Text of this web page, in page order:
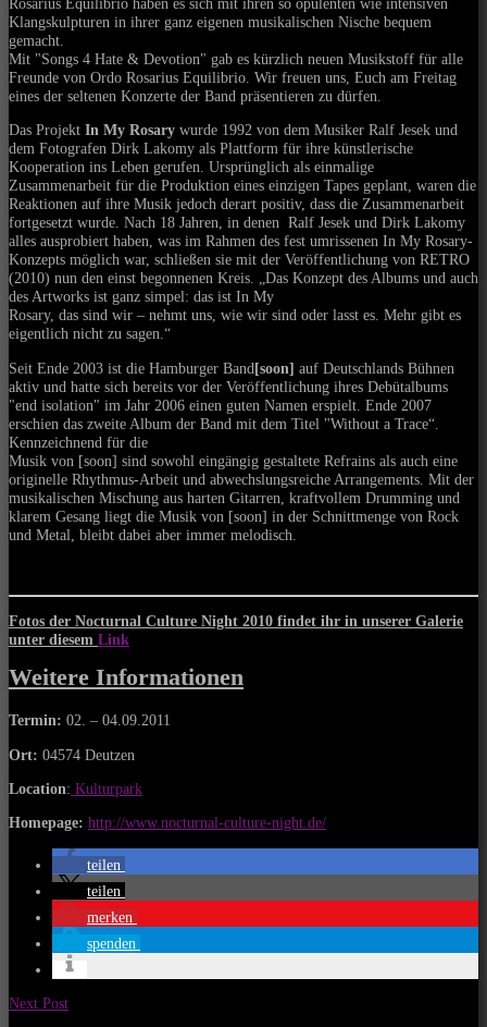
Klangskulpturen in ihrer ganz eigenen musikalischen Nische bequem
gemacht.
Mit "Songs 4 Hate & Devotion" gab es kürzlich neuen Musikstoff für alle
Freunde von Ordo Rosarius Equilibrio. Wir freuen uns, Euch am Freitag
eines der seltenen Konzerte der Band präsentieren zu dürfen.
Das Projekt In My Rosary wurde 1992 von dem Musiker Ralf Jesek und
dem Fotografen Dirk Lakomy als Plattform für ihre künstlerische
Kooperation ins Leben gerufen. Ursprünglich als einmalige
Zusammenarbeit für die Produktion eines einzigen Tapes geplant, waren die
Reaktionen auf ihre Musik jedoch derart positiv, dass die Zusammenarbeit
fortgesetzt wurde. Nach 18 Jahren, in denen Ralf Jesek und Dirk Lakomy
alles ausprobiert haben, was im Rahmen des fest umrissenen In My Rosary-
Konzepts möglich war, schließen sie mit der Veröffentlichung von RETRO
(2010) nun den einst begonnenen Kreis. „Das Konzept des Albums und auch
des Artworks ist ganz simpel: das ist In My
Rosary, das sind wir – nehmt uns, wie wir sind oder lasst es. Mehr gibt es
eigentlich nicht zu sagen.“
Seit Ende 2003 ist die Hamburger Band[soon] auf Deutschlands Bühnen
aktiv und hatte sich bereits vor der Veröffentlichung ihres Debütalbums
"end isolation" im Jahr 2006 einen guten Namen erspielt. Ende 2007
erschien das zweite Album der Band mit dem Titel "Without a Trace“.
Kennzeichnend für die
Musik von [soon] sind sowohl eingängig gestaltete Refrains als auch eine
originelle Rhythmus-Arbeit und abwechslungsreiche Arrangements. Mit der
musikalischen Mischung aus harten Gitarren, kraftvollem Drumming und
klarem Gesang liegt die Musik von [soon] in der Schnittmenge von Rock
und Metal, bleibt dabei aber immer melodisch.
Fotos der Nocturnal Culture Night 2010 findet ihr in unserer Galerie
unter diesem Link
Weitere Informationen
Termin: 02. – 04.09.2011
Ort: 04574 Deutzen
Location: Kulturpark
Homepage: http://www.nocturnal-culture-night.de/
teilen
teilen
merken
spenden
Next Post